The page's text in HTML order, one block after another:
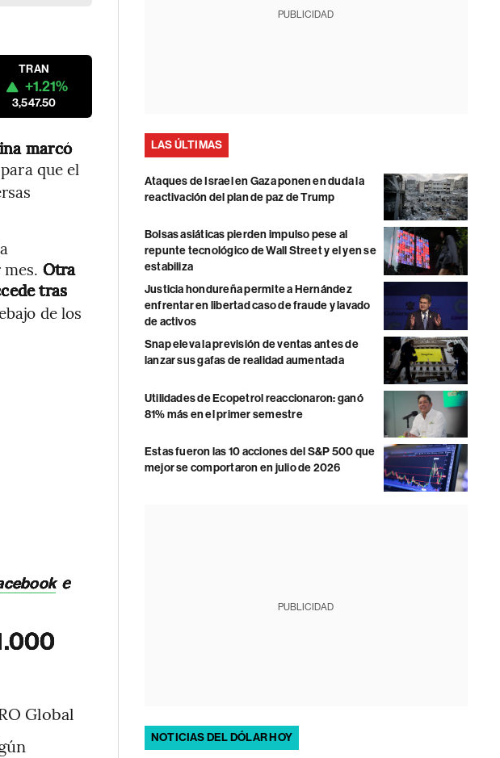
TRAN
+1.21%
3,547.50
marcó
que el
Otra
tras
de los
e
Global
PUBLICIDAD
LAS ÚLTIMAS
Ataques de Israel en Gaza ponen en duda la
reactivación del plan de paz de Trump
Bolsas asiáticas pierden impulso pese al
repunte tecnológico de Wall Street y el yen se
estabiliza
Justicia hondureña permite a Hernández
enfrentar en libertad caso de fraude y lavado
de activos
Snap eleva la previsión de ventas antes de
lanzar sus gafas de realidad aumentada
Utilidades de Ecopetrol reaccionaron: ganó
81% más en el primer semestre
Estas fueron las 10 acciones del S&P 500 que
mejor se comportaron en julio de 2026
PUBLICIDAD
NOTICIAS DEL DÓLAR HOY